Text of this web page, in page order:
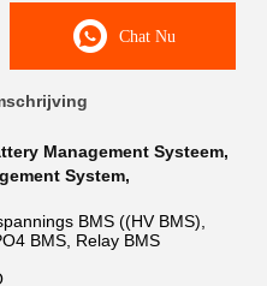
Chat Nu
Management Systeem,
System,
BMS ((HV BMS),
BMS, Relay BMS